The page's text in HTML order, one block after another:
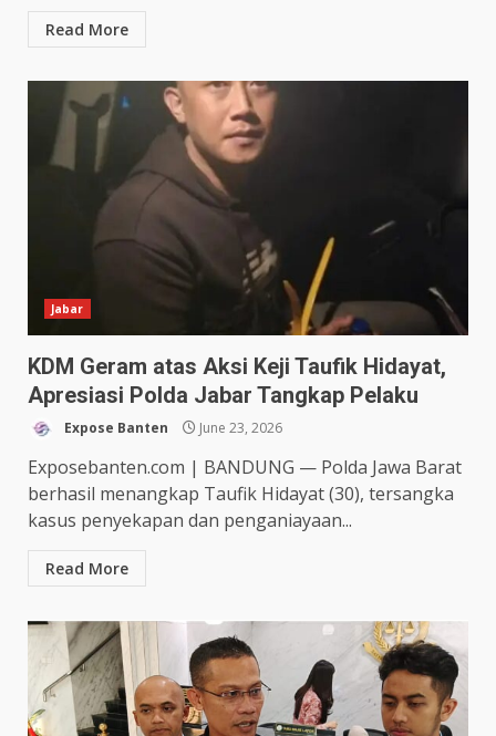
Read More
Jabar
KDM Geram atas Aksi Keji Taufik Hidayat,
Apresiasi Polda Jabar Tangkap Pelaku
Expose Banten June 23, 2026
Exposebanten.com | BANDUNG — Polda Jawa Barat
berhasil menangkap Taufik Hidayat (30), tersangka
kasus penyekapan dan penganiayaan...
Read More